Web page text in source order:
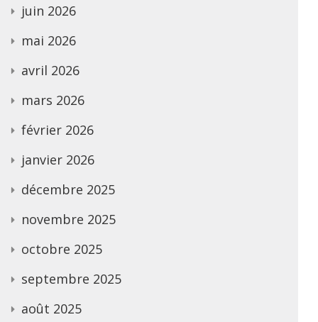
juin 2026
mai 2026
avril 2026
mars 2026
février 2026
janvier 2026
décembre 2025
novembre 2025
octobre 2025
septembre 2025
août 2025